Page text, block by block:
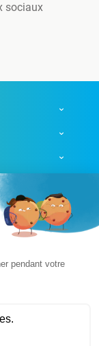
sociaux